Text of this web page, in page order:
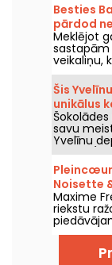
Besties
pārdod
Meklējot
sastapām
veikaliņu,
metrus no
piedāvā
donātus
noteikti
Veikalā
donātus,
Šis
unikālus
savu
Yvelīnu
salons
gardēžu
mājās
Noisette
darbnīca
Maxime
riekstu
Pleincœur
ražotne,